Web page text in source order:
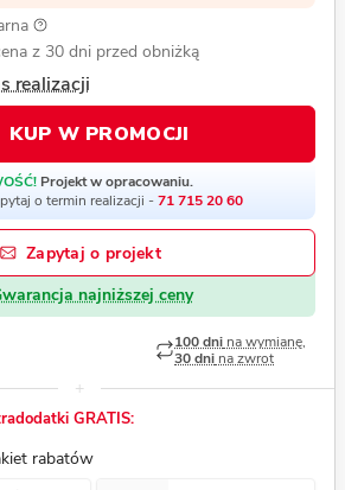
z 30 dni przed obniżką
realizacji
KUP W PROMOCJI
Projekt w opracowaniu.
o termin realizacji -71 715 20 60
Zapytaj o projekt
najniższej ceny
100 dni na wymianę,
30 dni na zwrot
GRATIS:
rabatów